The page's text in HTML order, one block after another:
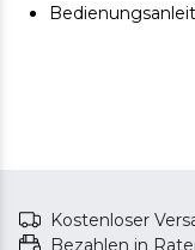
Kostenloser
Bezahlen in